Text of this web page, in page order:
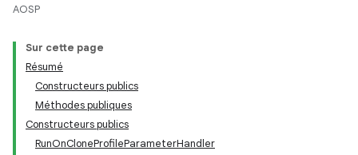
AOSP
Sur cette page
Résumé
Constructeurs publics
Méthodes publiques
Constructeurs publics
RunOnCloneProfileParameterHandler